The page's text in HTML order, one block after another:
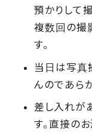
預かりして
複数回の撮
す。
当日は写真
んのであら
差し入れが
す。直接の